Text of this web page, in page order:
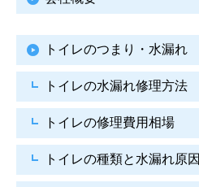
トイレのつまり・水漏れ
トイレの水漏れ修理方法
トイレの修理費用相場
トイレの種類と水漏れ原因